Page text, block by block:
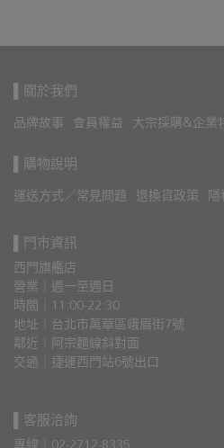
▌關於我們
品牌故事 會員權益 大宗採購&企業
▌購物說明
運送方式／常見問題 退換貨政策
▌門市資訊
西門旗艦店
營業｜週一至週日
時間｜11:00-22:30
地址｜台北市萬華區峨眉街7號
鄰近｜阿宗麵線斜對面
交通｜捷運西門站6號出口
▌客服洽詢